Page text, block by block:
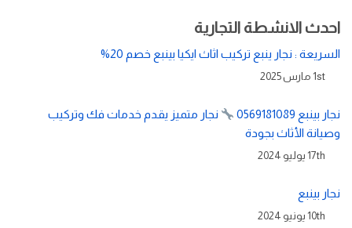
احدث الانشطة التجارية
السريعة : نجار ينبع تركيب اثاث ايكيا بينبع خصم 20%
1st مارس 2025
نجار بينبع 0569181089
نجار متميز يقدم خدمات فك وتركيب
وصيانة الأثاث بجودة
17th يوليو 2024
نجار بينبع
10th يونيو 2024